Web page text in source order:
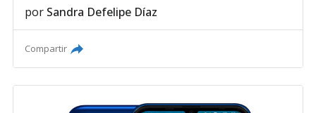
por Sandra Defelipe Díaz
Compartir